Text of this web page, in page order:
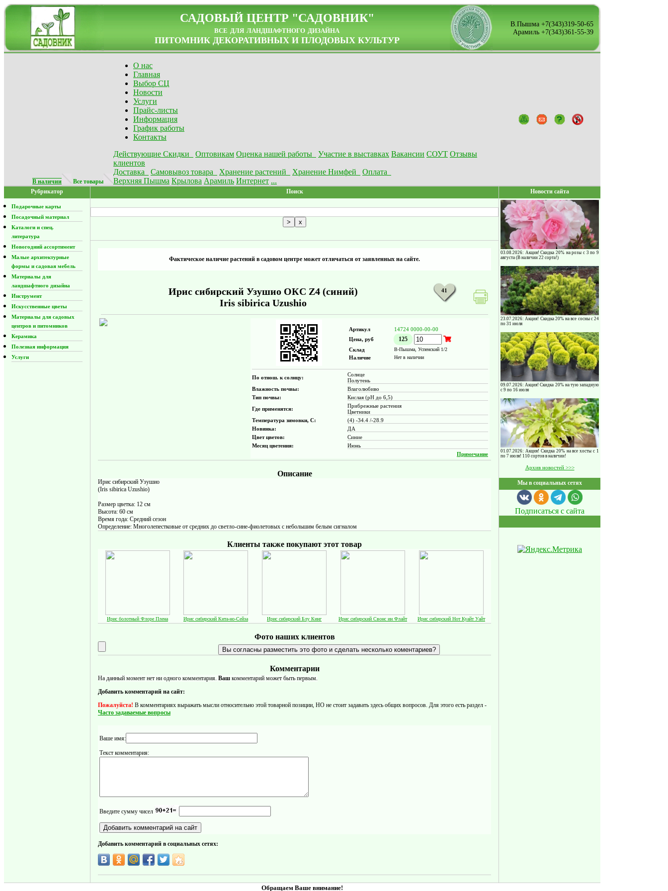
САДОВЫЙ ЦЕНТР "САДОВНИК"
все для ландшафтного дизайна
ПИТОМНИК ДЕКОРАТИВНЫХ И ПЛОДОВЫХ КУЛЬТУР
В.Пышма +7(343)319-50-65
Арамиль +7(343)361-55-39
В наличии Все товары
О нас
Главная
Выбор СЦ
Новости
Услуги
Прайс-листы
Информация
График работы
Контакты
Действующие Скидки
Оптовикам Оценка нашей работы Участие в выставках Вакансии СОУТ Отзывы
клиентов
Доставка
Самовывоз товара Хранение растений Хранение Нимфей
Оплата
Верхняя Пышма Крылова Арамиль Интернет ...
Рубрикатор
Подарочные карты
Посадочный материал
Каталоги и спец.
литература
Новогодний ассортимент
Малые архитектурные
формы и садовая мебель
Материалы для
ландшафтного дизайна
Инструмент
Искусственные цветы
Материалы для садовых
центров и питомников
Керамика
Полезная информация
Услуги
Поиск Новости сайта
03.08.2026: Акция! Скидка 20% на розы с 3 по 9
августа (В наличии 22 сорта!)
23.07.2026: Акция! Скидка 20% на все сосны с 24
по 31 июля
09.07.2026: Акция! Скидка 20% на тую западную
с 9 по 16 июля
01.07.2026: Акция! Скидка 20% на все хосты с 1
по 7 июля! 110 сортов в наличии!
Архив новостей >>>
Мы в социальных сетях
Подписаться с сайта
Фактическое наличие растений в садовом центре может отличаться от заявленных на сайте.
Ирис сибирский Узушио ОКС Z4 (синий)
Iris sibirica Uzushio
41
Артикул
14724 0000-00-00
Цена, руб
125
Склад В-Пышма, Успенский 1/2
Наличие Нет в наличии
По отнош. к солнцу:
Солнце
Полутень
Влажность почвы:
Влаголюбиво
Тип почвы:
Кислая (pH до 6,5)
Где применятся:
Прибрежные растения
Цветники
Температура зимовки, С:
(4) -34.4 /-28.9
Новинка:
ДА
Цвет цветов:
Синие
Месяц цветения:
Июнь
Примечание
Описание
Ирис сибирский Узушио
(Iris sibirica Uzushio)
Размер цветка: 12 см
Высота: 60 см
Время года: Средний сезон
Определение: Многолепестковые от средних до светло-сине-фиолетовых с небольшим белым сигналом
Клиенты также покупают этот товар
Ирис болотный Флоре Плена Ирис сибирский Кита-но-Сейза Ирис сибирский Блу Кинг Ирис сибирский Свонс ин Флайт Ирис сибирский Нот Куайт Уайт
Фото наших клиентов
Комментарии
На данный момент нет ни одного комментария. Ваш комментарий может быть первым.
Добавить комментарий на сайт:
Пожалуйста! В комментариях выражать мысли относительно этой товарной позиции, НО не стоит задавать здесь общих вопросов. Для этого есть раздел -
Часто задаваемые вопросы
Ваше имя:
Текст комментария:
Введите сумму чисел
Добавить комментарий в социальных сетях:
Обращаем Ваше внимание!